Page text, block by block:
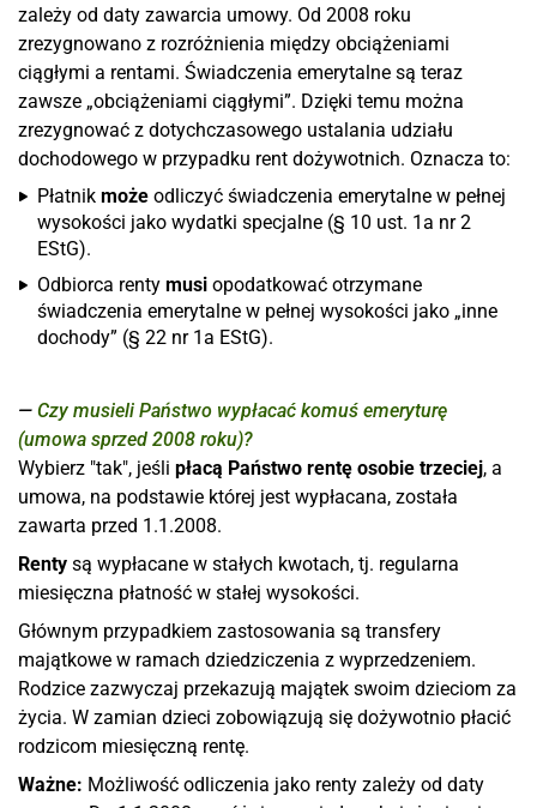
zależy od daty zawarcia umowy. Od 2008 roku
zrezygnowano z rozróżnienia między obciążeniami
ciągłymi a rentami. Świadczenia emerytalne są teraz
zawsze „obciążeniami ciągłymi”. Dzięki temu można
zrezygnować z dotychczasowego ustalania udziału
dochodowego w przypadku rent dożywotnich. Oznacza to:
Płatnik może odliczyć świadczenia emerytalne w pełnej
wysokości jako wydatki specjalne (§ 10 ust. 1a nr 2
EStG).
Odbiorca renty musi opodatkować otrzymane
świadczenia emerytalne w pełnej wysokości jako „inne
dochody” (§ 22 nr 1a EStG).
Czy musieli Państwo wypłacać komuś emeryturę
(umowa sprzed 2008 roku)?
Wybierz "tak", jeśli płacą Państwo rentę osobie trzeciej, a
umowa, na podstawie której jest wypłacana, została
zawarta przed 1.1.2008.
Renty są wypłacane w stałych kwotach, tj. regularna
miesięczna płatność w stałej wysokości.
Głównym przypadkiem zastosowania są transfery
majątkowe w ramach dziedziczenia z wyprzedzeniem.
Rodzice zazwyczaj przekazują majątek swoim dzieciom za
życia. W zamian dzieci zobowiązują się dożywotnio płacić
rodzicom miesięczną rentę.
Ważne: Możliwość odliczenia jako renty zależy od daty